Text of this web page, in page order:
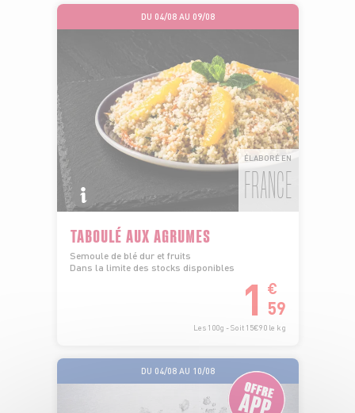
DU 04/08 AU 09/08
ÉLABORÉ EN
FRANCE
TABOULÉ AUX AGRUMES
Semoule de blé dur et fruits
Dans la limite des stocks disponibles
1 €
59
Les 100g - Soit 15€90 le kg
DU 04/08 AU 10/08